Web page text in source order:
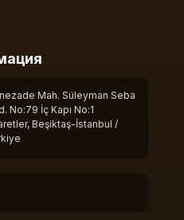
Mah. Süleyman Seba
No:79 İç Kapı No:1
Beşiktaş-İstanbul /